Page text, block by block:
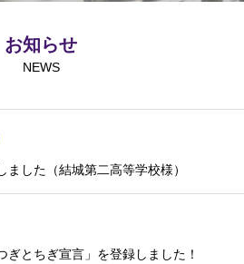
お知らせ
NEWS
した（結城第二高等学校様）
ぎとちぎ宣言」を登録しました！